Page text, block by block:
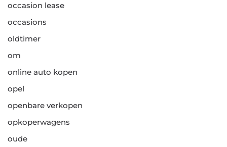
occasion lease
occasions
oldtimer
om
online auto kopen
opel
openbare verkopen
opkoperwagens
oude